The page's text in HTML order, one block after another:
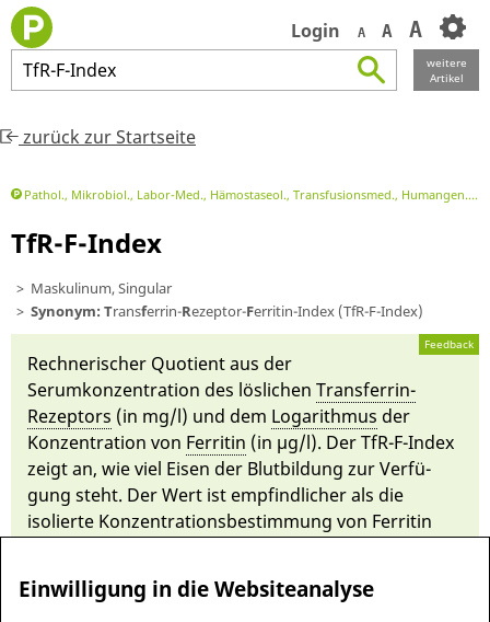
Login A A A
TfR-F-Index
weitere
Artikel
zurück zur Startseite
Pathol., Mikrobiol., Labor-Med., Hämostaseol., Transfusionsmed., Humangen.
TfR-F-Index
Maskulinum, Singular
Synonym: Transferrin-Rezeptor-Ferritin-Index (TfR-F-Index)
Feedback
Rech­ne­ri­scher Quotient aus der
Serumkonzentrati­on des lös­lichen Transferrin-
Rezeptors (in mg/l) und dem Lo­ga­rith­mus der
Konzentrati­on von Ferritin (in µg/l). Der TfR-F-In­dex
zeigt an, wie viel Ei­sen der Blutbildung zur Ver­fü­
gung steht. Der Wert ist emp­findlicher als die
isolierte Konzentrati­ons­bestimmung von Ferritin
Einwilligung in die Websiteanalyse